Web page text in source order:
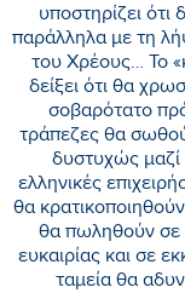
υποστηρίζει ότι
παράλληλα με τη
του Χρέους… Το
δείξει ότι θα
σοβαρότατο
τράπεζες θα
δυστυχώς μαζί
ελληνικές
θα
θα πωληθούν σε
ευκαιρίας και σε
ταμεία θα